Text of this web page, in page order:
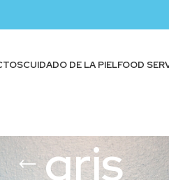
CUIDADO DE LA PIELFOOD
gris